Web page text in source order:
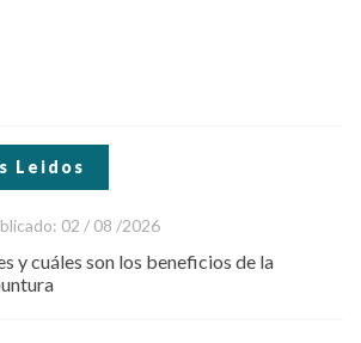
Leidos
02 / 08 /2026
y cuáles son los beneficios de la